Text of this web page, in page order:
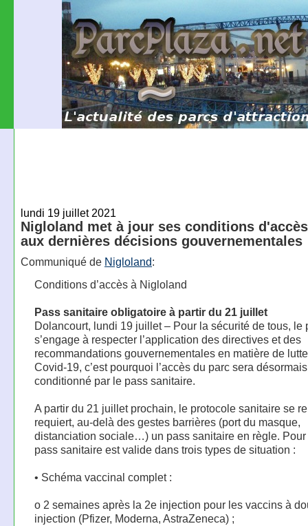
lundi 19 juillet 2021
Nigloland met à jour ses conditions
aux dernières décisions gouvernementales
Communiqué de Nigloland:
Conditions d’accès à Nigloland
Pass sanitaire obligatoire à partir du 21 juillet
Dolancourt, lundi 19 juillet – Pour la sécurité de tous, le
s’engage à respecter l’application des directives et des
recommandations gouvernementales en matière de
Covid-19, c’est pourquoi l’accès du parc sera désormais
conditionné par le pass sanitaire.
A partir du 21 juillet prochain, le protocole sanitaire se
requiert, au-delà des gestes barrières (port du masque,
distanciation sociale…) un pass sanitaire en règle.
pass sanitaire est valide dans trois types de situation :
• Schéma vaccinal complet :
o 2 semaines après la 2e injection pour les vaccins à
injection (Pfizer, Moderna, AstraZeneca) ;